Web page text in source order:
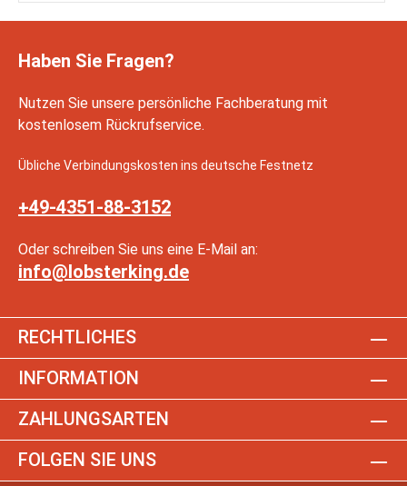
Haben Sie Fragen?
Nutzen Sie unsere persönliche Fachberatung mit
kostenlosem Rückrufservice.
Übliche Verbindungskosten ins deutsche Festnetz
+49-4351-88-3152
Oder schreiben Sie uns eine E-Mail an:
info@lobsterking.de
RECHTLICHES
INFORMATION
ZAHLUNGSARTEN
FOLGEN SIE UNS